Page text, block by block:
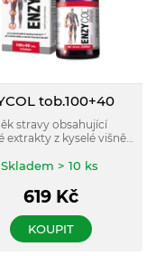
tob.100+40
stravy obsahující
extrakty z kyselé višně,
působí na příznivou
organizmu.
Skladem > 10 ks
619Kč
KOUPIT